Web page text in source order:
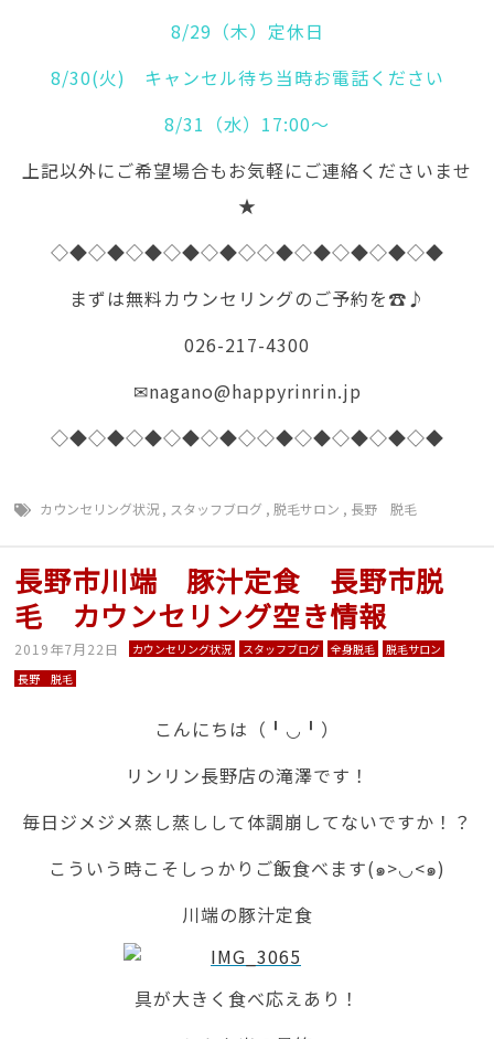
8/29（木）定休日
8/30(火) キャンセル待ち当時お電話ください
8/31（水）17:00～
上記以外にご希望場合もお気軽にご連絡くださいませ
★
◇◆◇◆◇◆◇◆◇◆◇◇◆◇◆◇◆◇◆◇◆
まずは無料カウンセリングのご予約を☎♪
026-217-4300
✉nagano@happyrinrin.jp
◇◆◇◆◇◆◇◆◇◆◇◇◆◇◆◇◆◇◆◇◆
カウンセリング状況 , スタッフブログ ,脱毛サロン , 長野 脱毛
長野市川端 豚汁定食 長野市脱
毛 カウンセリング空き情報
2019年7月22日 カウンセリング状況 スタッフブログ 全身脱毛
脱毛サロン
長野 脱毛
こんにちは（╹◡╹）
リンリン長野店の滝澤です！
毎日ジメジメ蒸し蒸しして体調崩してないですか！？
こういう時こそしっかりご飯食べます(๑>◡<๑)
川端の豚汁定食
具が大きく食べ応えあり！